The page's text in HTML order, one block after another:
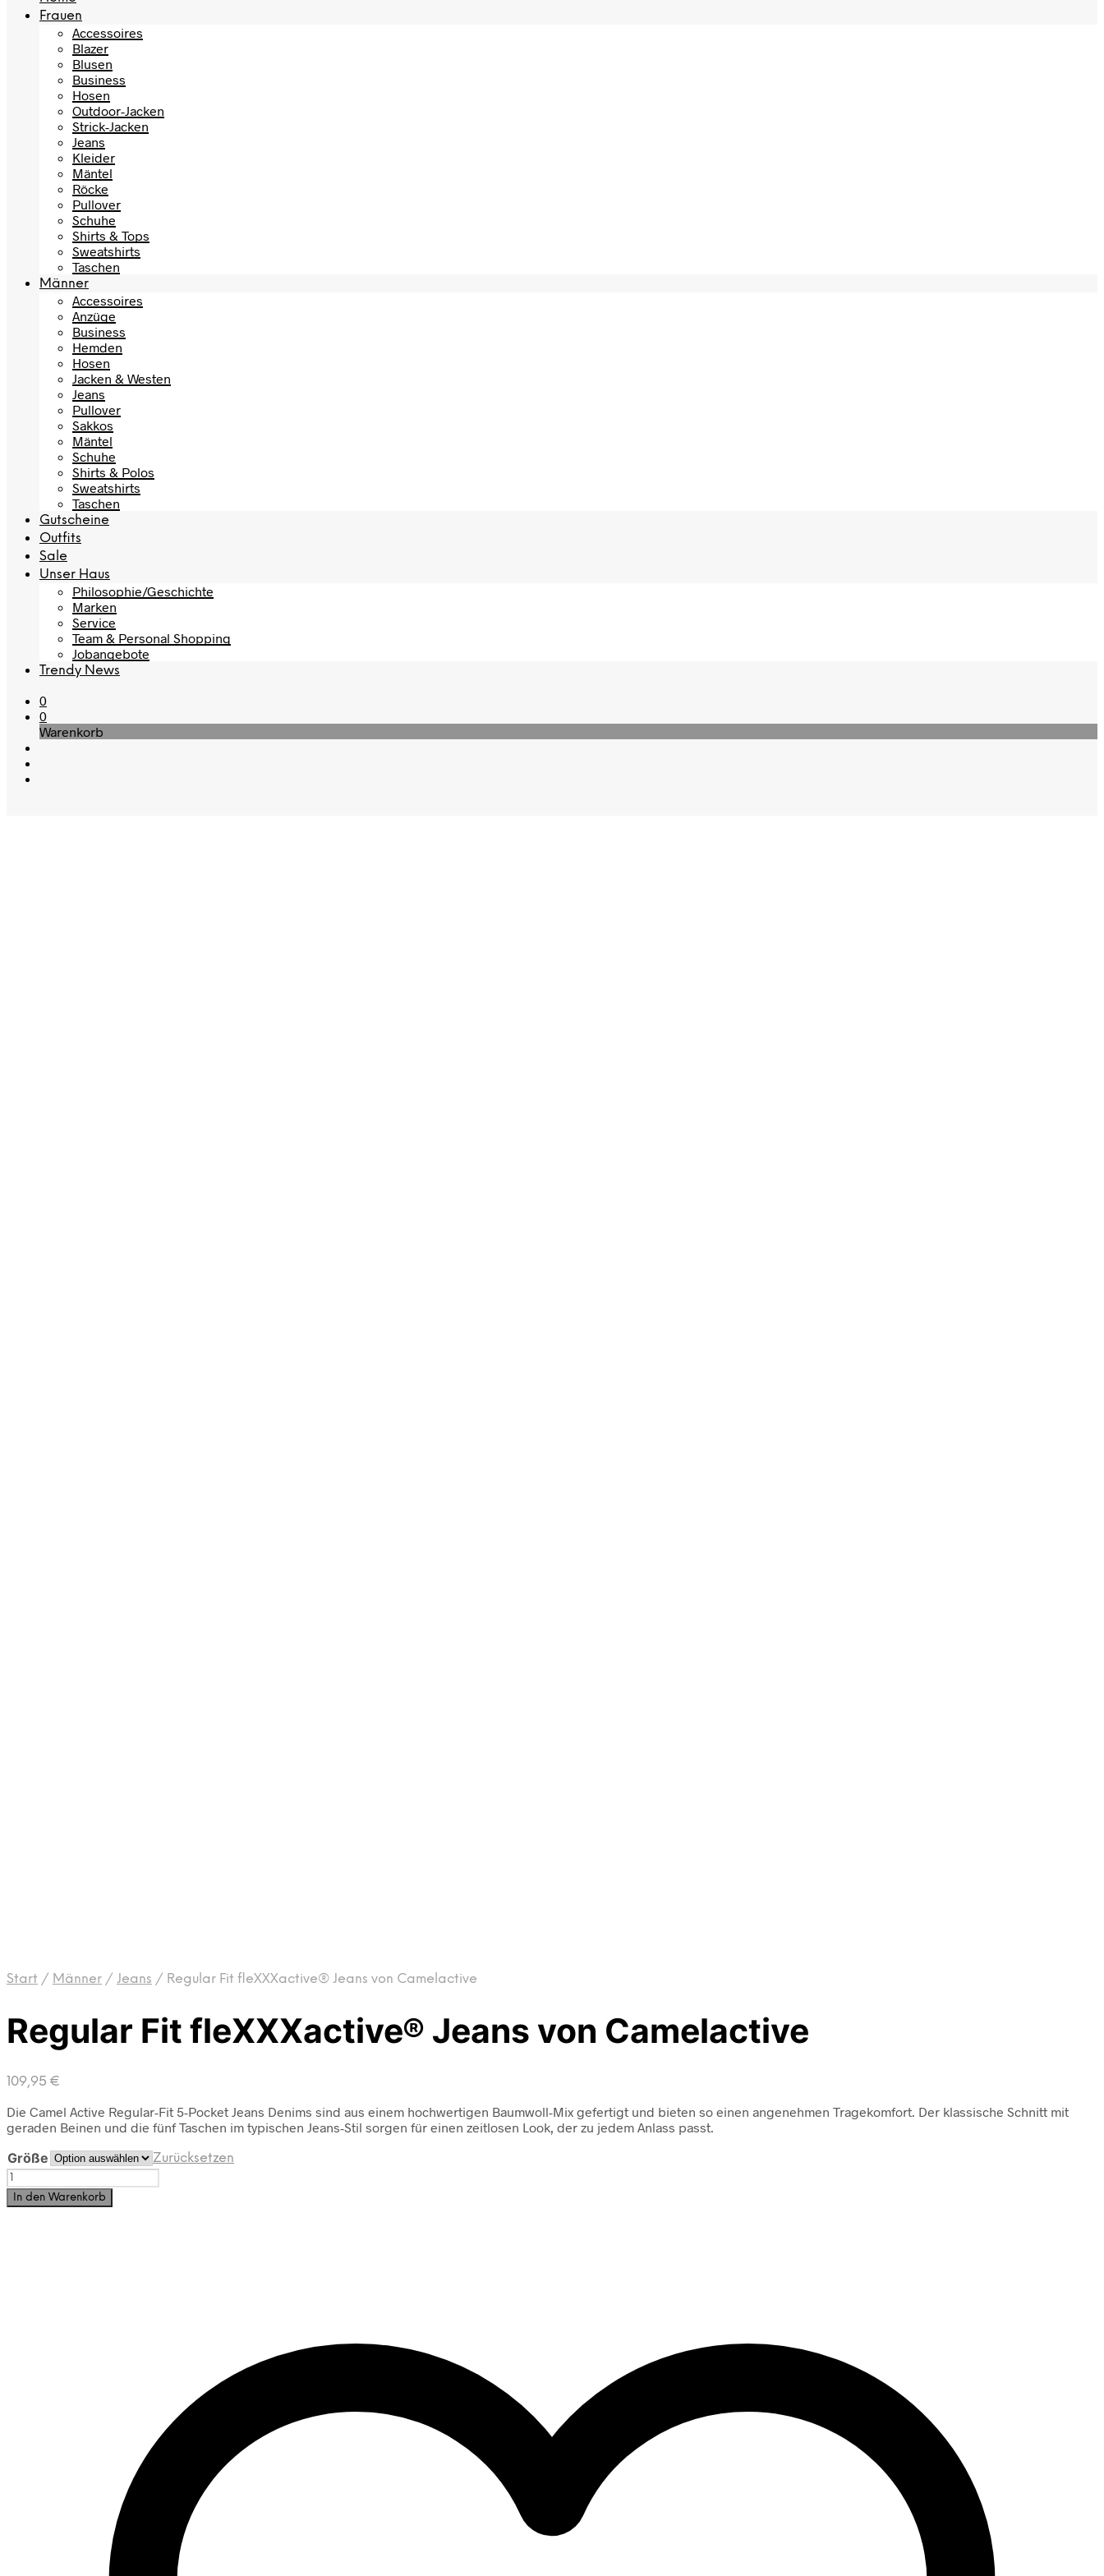
Frauen
Accessoires
Blazer
Blusen
Business
Hosen
Outdoor-Jacken
Strick-Jacken
Jeans
Kleider
Mäntel
Röcke
Pullover
Schuhe
Shirts & Tops
Sweatshirts
Taschen
Männer
Accessoires
Anzüge
Business
Hemden
Hosen
Jacken & Westen
Jeans
Pullover
Sakkos
Mäntel
Schuhe
Shirts & Polos
Sweatshirts
Taschen
Gutscheine
Outfits
Sale
Unser Haus
Philosophie/Geschichte
Marken
Service
Team & Personal Shopping
Jobangebote
Trendy News
0
0
Warenkorb
Start / Männer / Jeans / Regular Fit fleXXXactive® Jeans von Camelactive
Regular Fit fleXXXactive® Jeans von Camelactive
109,95 €
Die Camel Active Regular-Fit 5-Pocket Jeans Denims sind aus einem hochwertigen Baumwoll-Mix gefertigt und bieten so einen angenehmen Tragekomfort. Der klassische Schnitt mit
geraden Beinen und die fünf Taschen im typischen Jeans-Stil sorgen für einen zeitlosen Look, der zu jedem Anlass passt.
Größe
Zurücksetzen
Regular
Fit
fleXXXactive®
In den Warenkorb